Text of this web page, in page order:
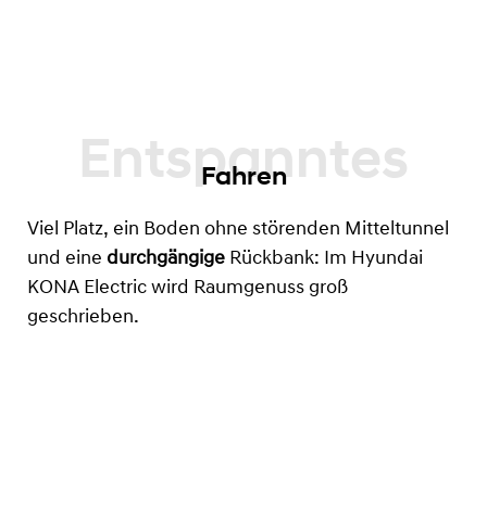
Fahren
Viel Platz, ein Boden ohne störenden Mitteltunnel
und eine durchgängige Rückbank: Im Hyundai
KONA Electric wird Raumgenuss groß
geschrieben.